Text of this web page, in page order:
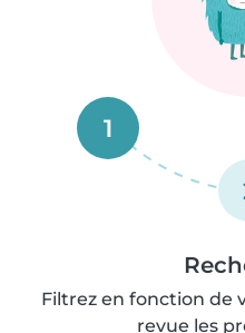
1
Filtrez en fonction de
revue les